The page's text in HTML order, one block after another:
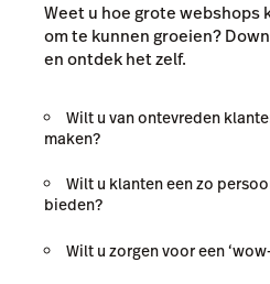
Weet u hoe grote
om te kunnen groeien?
en ontdek het zelf.
Wilt u van ontevreden
maken?
Wilt u klanten een zo
bieden?
Wilt u zorgen voor een